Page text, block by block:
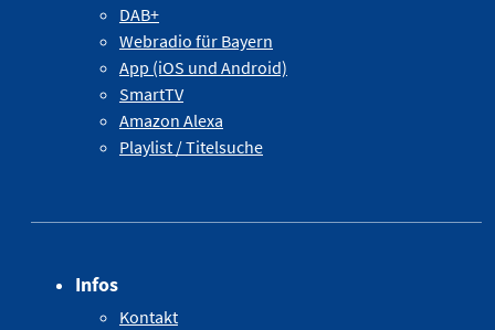
DAB+
Webradio für Bayern
App (iOS und Android)
SmartTV
Amazon Alexa
Playlist / Titelsuche
Infos
Kontakt